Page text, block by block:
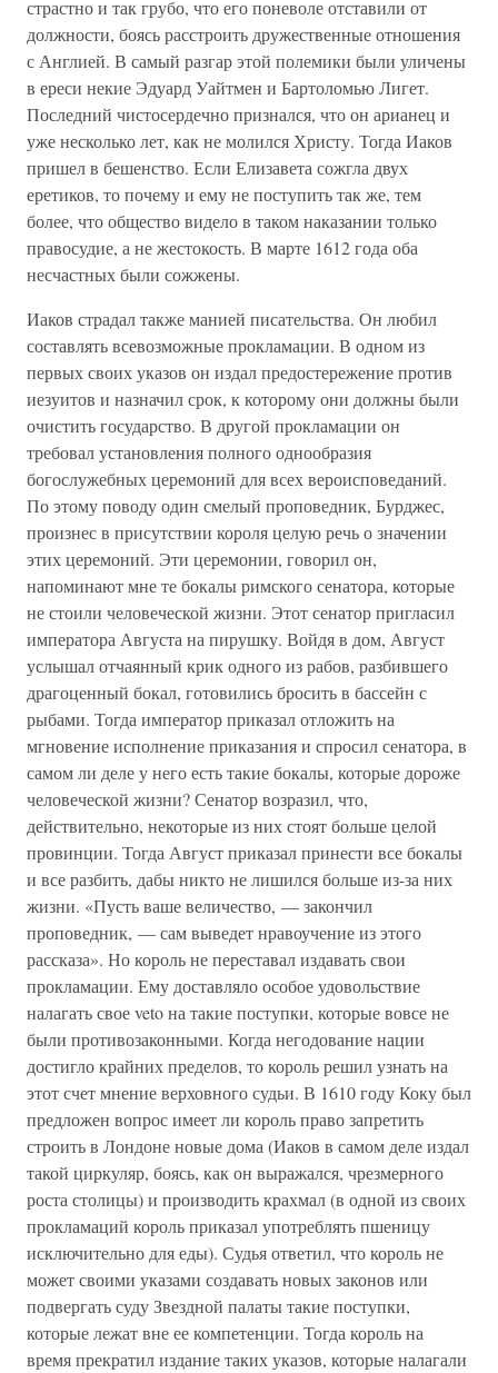
страстно и так грубо, что его поневоле отставили от
должности, боясь расстроить дружественные отношения
с Англией. В самый разгар этой полемики были уличены
в ереси некие Эдуард Уайтмен и Бартоломью Лигет.
Последний чистосердечно признался, что он арианец и
уже несколько лет, как не молился Христу. Тогда Иаков
пришел в бешенство. Если Елизавета сожгла двух
еретиков, то почему и ему не поступить так же, тем
более, что общество видело в таком наказании только
правосудие, а не жестокость. В марте 1612 года оба
несчастных были сожжены.
Иаков страдал также манией писательства. Он любил
составлять всевозможные прокламации. В одном из
первых своих указов он издал предостережение против
иезуитов и назначил срок, к которому они должны были
очистить государство. В другой прокламации он
требовал установления полного однообразия
богослужебных церемоний для всех вероисповеданий.
По этому поводу один смелый проповедник, Бурджес,
произнес в присутствии короля целую речь о значении
этих церемоний. Эти церемонии, говорил он,
напоминают мне те бокалы римского сенатора, которые
не стоили человеческой жизни. Этот сенатор пригласил
императора Августа на пирушку. Войдя в дом, Август
услышал отчаянный крик одного из рабов, разбившего
драгоценный бокал, готовились бросить в бассейн с
рыбами. Тогда император приказал отложить на
мгновение исполнение приказания и спросил сенатора, в
самом ли деле у него есть такие бокалы, которые дороже
человеческой жизни? Сенатор возразил, что,
действительно, некоторые из них стоят больше целой
провинции. Тогда Август приказал принести все бокалы
и все разбить, дабы никто не лишился больше из-за них
жизни. «Пусть ваше величество, — закончил
проповедник, — сам выведет нравоучение из этого
рассказа». Но король не переставал издавать свои
прокламации. Ему доставляло особое удовольствие
налагать свое veto на такие поступки, которые вовсе не
были противозаконными. Когда негодование нации
достигло крайних пределов, то король решил узнать на
этот счет мнение верховного судьи. В 1610 году Коку был
предложен вопрос имеет ли король право запретить
строить в Лондоне новые дома (Иаков в самом деле издал
такой циркуляр, боясь, как он выражался, чрезмерного
роста столицы) и производить крахмал (в одной из своих
прокламаций король приказал употреблять пшеницу
исключительно для еды). Судья ответил, что король не
может своими указами создавать новых законов или
подвергать суду Звездной палаты такие поступки,
которые лежат вне ее компетенции. Тогда король на
время прекратил издание таких указов, которые налагали